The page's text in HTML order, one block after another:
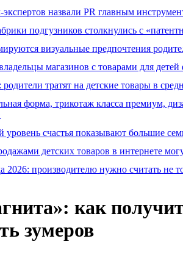
назвали PR главным
подгузников столкнулись с
визуальные предпочтения
магазинов с товарами для
тратят на детские товары в
форма, трикотаж класса премиум,
уровень счастья показывают большие
детских товаров в интернете
2026: производителю нужно считать не
как
зумеров